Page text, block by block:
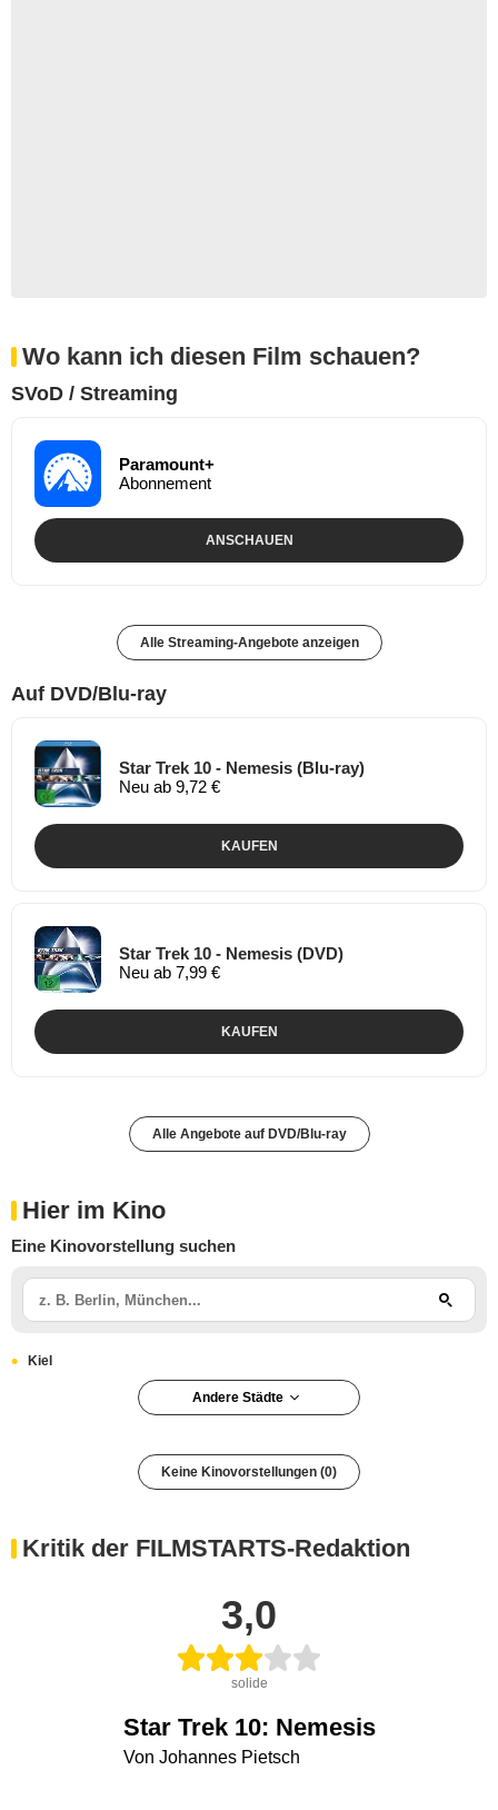
Wo kann ich diesen Film schauen?
SVoD / Streaming
Paramount+
Abonnement
ANSCHAUEN
Alle Streaming-Angebote anzeigen
Auf DVD/Blu-ray
Star Trek 10 - Nemesis (Blu-ray)
Neu ab 9,72 €
KAUFEN
Star Trek 10 - Nemesis (DVD)
Neu ab 7,99 €
KAUFEN
Alle Angebote auf DVD/Blu-ray
Hier im Kino
Eine Kinovorstellung suchen
Kiel
Andere Städte
Keine Kinovorstellungen (0)
Kritik der FILMSTARTS-Redaktion
3,0
solide
Star Trek 10: Nemesis
Von Johannes Pietsch